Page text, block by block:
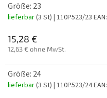
Größe: 23
lieferbar(3 St) | 110P523/23 EAN:
15,28 €
12,63 € ohne MwSt.
Größe: 24
lieferbar(3 St) | 110P523/24EAN: